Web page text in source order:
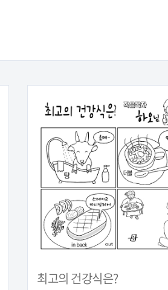
최고의 건강식은?